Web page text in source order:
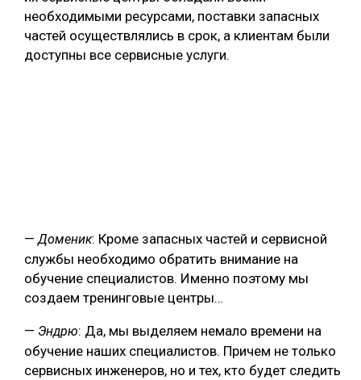
необходимыми ресурсами, поставки запасных
частей осуществлялись в срок, а клиентам были
доступны все сервисные услуги.
—Доменик: Кроме запасных частей и сервисной
службы необходимо обратить внимание на
обучение специалистов. Именно поэтому мы
создаем тренинговые центры…
— Эндрю: Да, мы выделяем немало времени на
обучение наших специалистов. Причем не только
сервисных инженеров, но и тех, кто будет следить